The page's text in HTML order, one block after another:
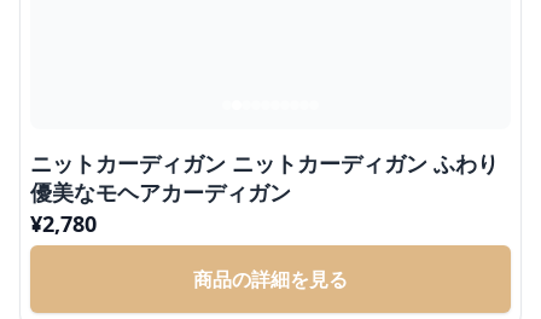
ニットカーディガン ニットカーディガン ふわり
優美なモヘアカーディガン
¥2,780
商品の詳細を見る